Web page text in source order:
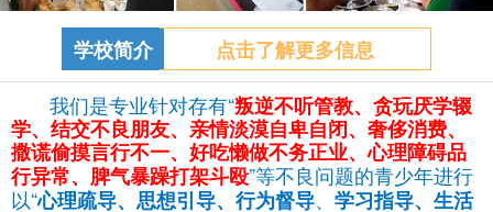
学校简介
点击了解更多信息
我们是专业针对存有“叛逆不听管教、 贪玩厌学辍
学、结交不良朋友、亲情淡漠自卑自闭、奢侈消费、
撒谎偷摸言行不一、好吃懒做不务正业、心理障碍品
行异常、脾气暴躁打架斗殴”等不良问题的青少年进行
以“心理疏导、思想引导、行为督导、 学习指导、生活